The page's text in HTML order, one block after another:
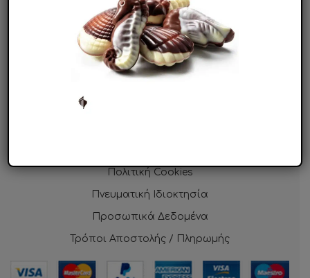
Ο Λογαριασμός μου
Λίστα Επιθυμιών
Επικοινωνία
Πολιτική Cookies
Πνευματική Ιδιοκτησία
Προσωπικά Δεδομένα
Τρόποι Αποστολής / Πληρωμής